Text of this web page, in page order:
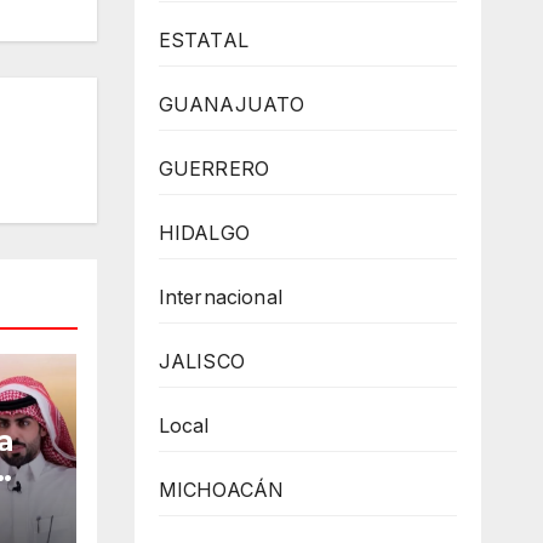
ESTATAL
GUANAJUATO
GUERRERO
HIDALGO
Internacional
JALISCO
Local
MICHOACÁN